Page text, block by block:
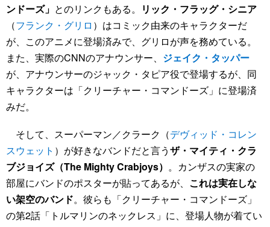
ンドーズ」 とのリンクもある。
リック・フラッグ・シニア
（フランク・グリロ ）はコミック由来のキャラクターだ
が、このアニメに登場済みで、グリロが声を務めている。
また、実際のCNNのアナウンサー、 ジェイク・タッパー
が、アナウンサーのジャック・タピア役で登場するが、同
キャラクターは「クリーチャー・コマンドーズ」に登場済
みだ。
そして、スーパーマン／クラーク（デヴィッド・コレン
スウェット ）が好きなバンドだと言うザ・マイティ・クラ
ブジョイズ（The Mighty Crabjoys） 。カンザスの実家の
部屋にバンドのポスターが貼ってあるが、 これは実在しな
い架空のバンド。彼らも「クリーチャー・コマンドーズ」
の第2話「トルマリンのネックレス」に、登場人物が着てい